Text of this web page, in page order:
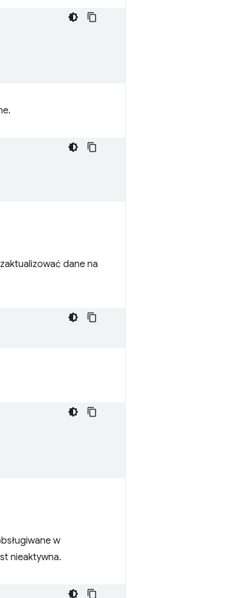
dane na
w
nieaktywna.